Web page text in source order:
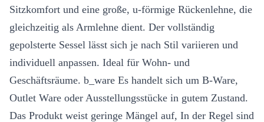
Sitzkomfort und eine große, u-förmige Rückenlehne, die
gleichzeitig als Armlehne dient. Der vollständig
gepolsterte Sessel lässt sich je nach Stil variieren und
individuell anpassen. Ideal für Wohn- und
Geschäftsräume. b_ware Es handelt sich um B-Ware,
Outlet Ware oder Ausstellungsstücke in gutem Zustand.
Das Produkt weist geringe Mängel auf, In der Regel sind